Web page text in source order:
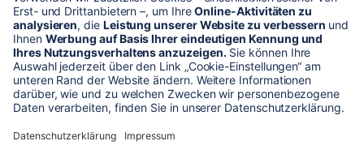
* Alle Preise verstehen sich zzgl. Mehrwertsteuer und Versandkosten
Unser Shop-Angebot richtet sich nur an gewerbliche
** LP = Listenneupreis (netto) des Herstellers